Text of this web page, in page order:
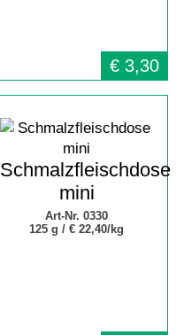
€ 3,30
Schmalzfleischdose
mini
Art-Nr. 0330
125 g /€ 22,40/kg